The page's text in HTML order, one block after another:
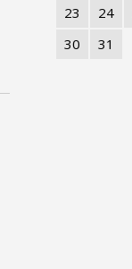
23
24
30
31